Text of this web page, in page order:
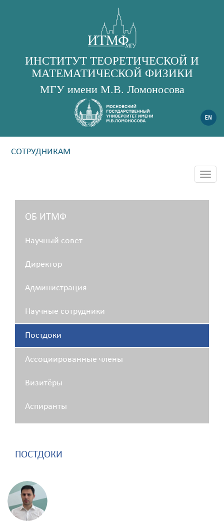
ИНСТИТУТ ТЕОРЕТИЧЕСКОЙ И
МАТЕМАТИЧЕСКОЙ ФИЗИКИ
МГУ имени М.В. Ломоносова
СОТРУДНИКАМ
ОБ ИТМФ
Научный совет
Директор
Администрация
Научные сотрудники
Постдоки
Ассоциированные члены
Визитёры
Аспиранты
ПОСТДОКИ